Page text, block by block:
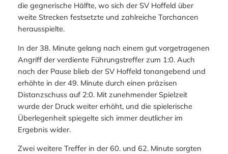
die gegnerische Hälfte, wo sich der SV Hoffeld über
weite Strecken festsetzte und zahlreiche Torchancen
herausspielte.
In der 38. Minute gelang nach einem gut vorgetragenen
Angriff der verdiente Führungstreffer zum 1:0. Auch
nach der Pause blieb der SV Hoffeld tonangebend und
erhöhte in der 49. Minute durch einen präzisen
Distanzschuss auf 2:0. Mit zunehmender Spielzeit
wurde der Druck weiter erhöht, und die spielerische
Überlegenheit spiegelte sich immer deutlicher im
Ergebnis wider.
Zwei weitere Treffer in der 60. und 62. Minute sorgten